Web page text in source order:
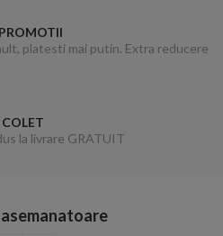
platesti mai putin. Extra reducere
la livrare GRATUIT